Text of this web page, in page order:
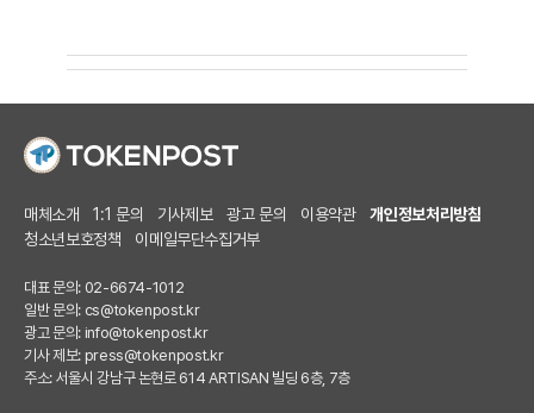
매체소개 1:1 문의 기사제보 광고 문의 이용약관
개인정보처리방침
청소년보호정책
이메일무단수집거부
대표 문의: 02-6674-1012
일반 문의: cs@tokenpost.kr
광고 문의: info@tokenpost.kr
기사 제보: press@tokenpost.kr
주소: 서울시 강남구 논현로 614 ARTISAN 빌딩 6층, 7층